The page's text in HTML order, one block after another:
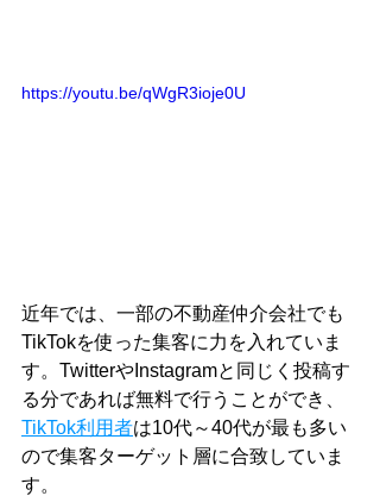
https://youtu.be/qWgR3ioje0U
近年では、一部の不動産仲介会社でも
TikTokを使った集客に力を入れていま
す。TwitterやInstagramと同じく投稿す
る分であれば無料で行うことができ、
TikTok利用者は10代～40代が最も多い
ので集客ターゲット層に合致していま
す。